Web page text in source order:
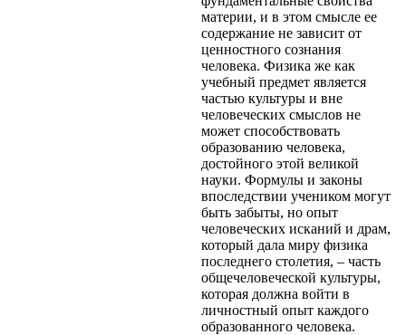
материи, и в этом смысле ее
содержание не зависит от
ценностного сознания
человека. Физика же как
учебный предмет является
частью культуры и вне
человеческих смыслов не
может способствовать
образованию человека,
достойного этой великой
науки. Формулы и законы
впоследствии учеником могут
быть забыты, но опыт
человеческих исканий и драм,
который дала миру физика
последнего столетия, – часть
общечеловеческой культуры,
которая должна войти в
личностный опыт каждого
образованного человека.